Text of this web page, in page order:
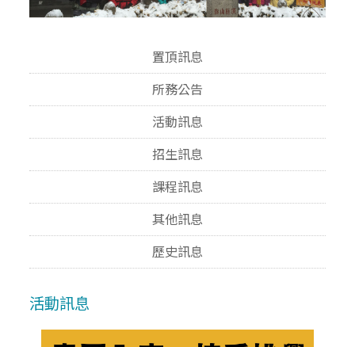
置頂訊息
所務公告
活動訊息
招生訊息
課程訊息
其他訊息
歷史訊息
活動訊息